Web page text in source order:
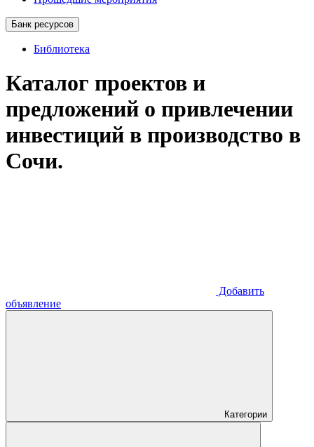
Банк ресурсов
Библиотека
Каталог проектов и
предложений о привлечении
инвестиций в производство в
Сочи.
Добавить
объявление
Категории